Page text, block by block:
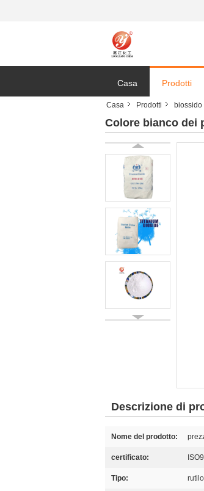
Casa Prodotti
Casa Prodotti biossido
Colore bianco dei
Descrizione di
Nome del prodotto:
certificato:
Tipo: rutilo